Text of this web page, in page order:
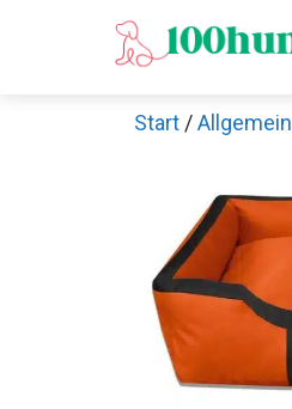
Start /Allgemein